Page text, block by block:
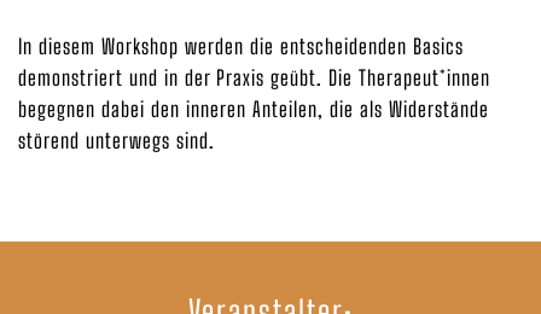
In diesem Workshop werden die entscheidenden Basics
demonstriert und in der Praxis geübt. Die Therapeut*innen
begegnen dabei den inneren Anteilen, die als Widerstände
störend unterwegs sind.